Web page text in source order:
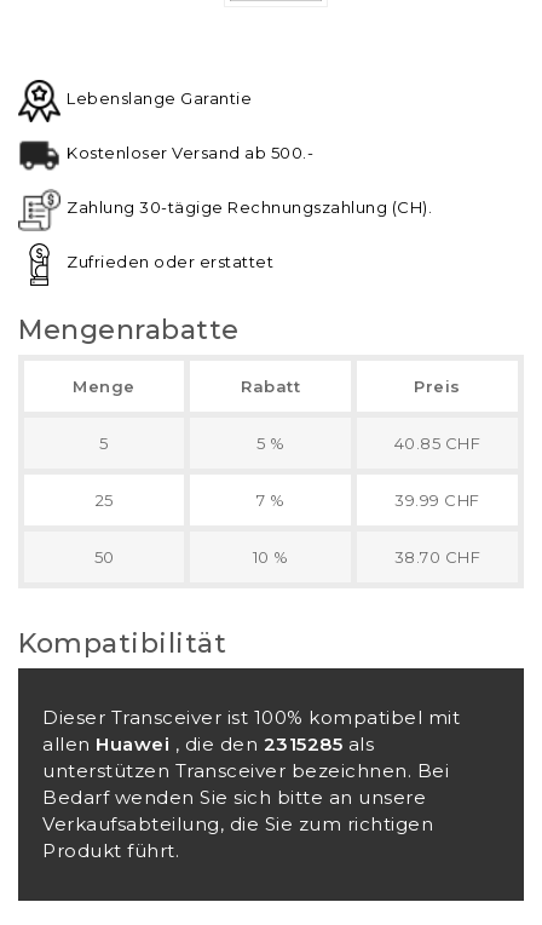
Lebenslange Garantie
Kostenloser Versand ab 500.-
Zahlung 30-tägige Rechnungszahlung (CH).
Zufrieden oder erstattet
Mengenrabatte
Menge Rabatt Preis
5 5 % 40.85 CHF
25 7 % 39.99 CHF
50 10 % 38.70 CHF
Kompatibilität
Dieser Transceiver ist 100% kompatibel mit
allen Huawei , die den 2315285 als
unterstützen Transceiver bezeichnen. Bei
Bedarf wenden Sie sich bitte an unsere
Verkaufsabteilung, die Sie zum richtigen
Produkt führt.